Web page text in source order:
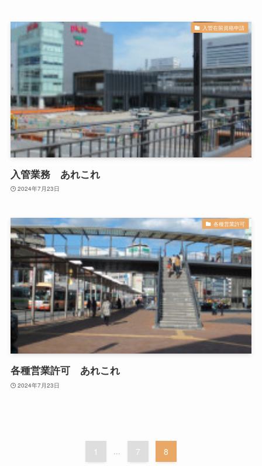
入管在留資格申請
入管業務 あれこれ
2024年7月23日
各種営業許可
各種営業許可 あれこれ
2024年7月23日
1 ... 7 8